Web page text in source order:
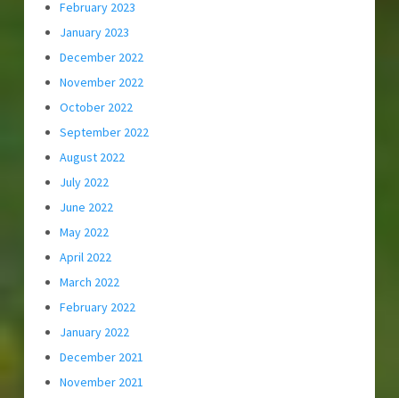
February 2023
January 2023
December 2022
November 2022
October 2022
September 2022
August 2022
July 2022
June 2022
May 2022
April 2022
March 2022
February 2022
January 2022
December 2021
November 2021